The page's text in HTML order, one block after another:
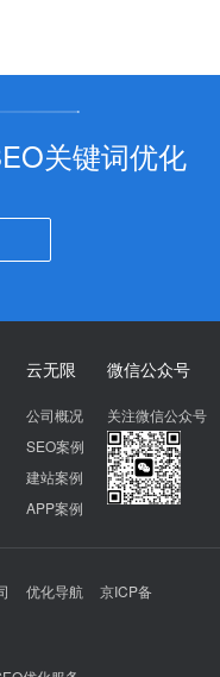
关键词优化
云无限
公司概况
SEO案例
建站案例
APP案例
微信公众号
关注微信公众号
优化导航
京ICP备